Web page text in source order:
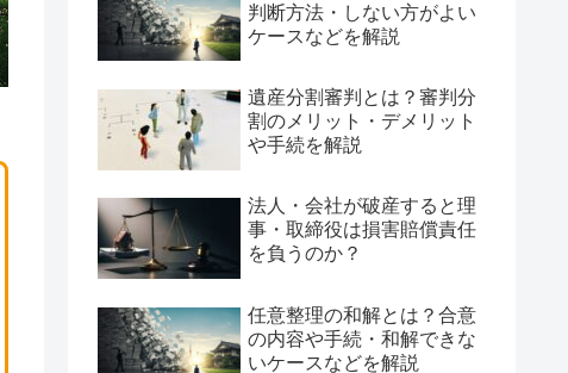
判断方法・しない方がよい
ケースなどを解説
遺産分割審判とは？審判分
割のメリット・デメリット
や手続を解説
法人・会社が破産すると理
事・取締役は損害賠償責任
を負うのか？
任意整理の和解とは？合意
の内容や手続・和解できな
いケースなどを解説